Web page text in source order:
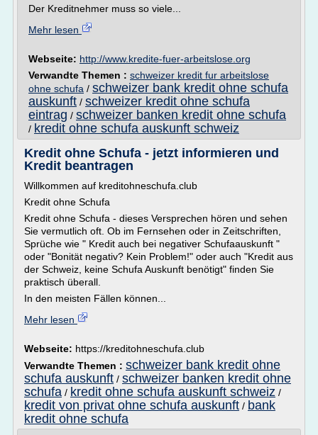
Der Kreditnehmer muss so viele...
Mehr lesen
Webseite: http://www.kredite-fuer-arbeitslose.org
Verwandte Themen : schweizer kredit fur arbeitslose
ohne schufa / schweizer bank kredit ohne schufa
auskunft / schweizer kredit ohne schufa
eintrag / schweizer banken kredit ohne schufa
/ kredit ohne schufa auskunft schweiz
Kredit ohne Schufa - jetzt informieren und
Kredit beantragen
Willkommen auf kreditohneschufa.club
Kredit ohne Schufa
Kredit ohne Schufa - dieses Versprechen hören und sehen
Sie vermutlich oft. Ob im Fernsehen oder in Zeitschriften,
Sprüche wie " Kredit auch bei negativer Schufaauskunft "
oder "Bonität negativ? Kein Problem!" oder auch "Kredit aus
der Schweiz, keine Schufa Auskunft benötigt" finden Sie
praktisch überall.
In den meisten Fällen können...
Mehr lesen
Webseite: https://kreditohneschufa.club
Verwandte Themen : schweizer bank kredit ohne
schufa auskunft / schweizer banken kredit ohne
schufa / kredit ohne schufa auskunft schweiz /
kredit von privat ohne schufa auskunft / bank
kredit ohne schufa